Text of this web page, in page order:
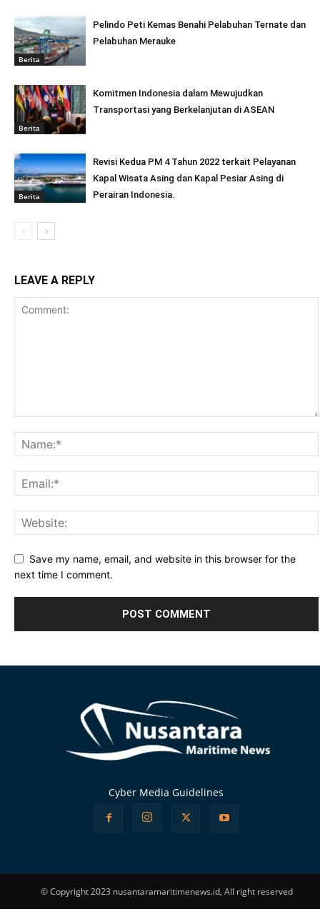
Berita
Pelindo Peti Kemas Benahi Pelabuhan Ternate dan
Pelabuhan Merauke
Berita
Komitmen Indonesia dalam Mewujudkan
Transportasi yang Berkelanjutan di ASEAN
Berita
Revisi Kedua PM 4 Tahun 2022 terkait Pelayanan
Kapal Wisata Asing dan Kapal Pesiar Asing di
Perairan Indonesia.
LEAVE A REPLY
Save my name, email, and website in this browser for the
next time I comment.
Cyber Media Guidelines
© Copyright 2023 nusantaramaritimenews.id, All right reserved